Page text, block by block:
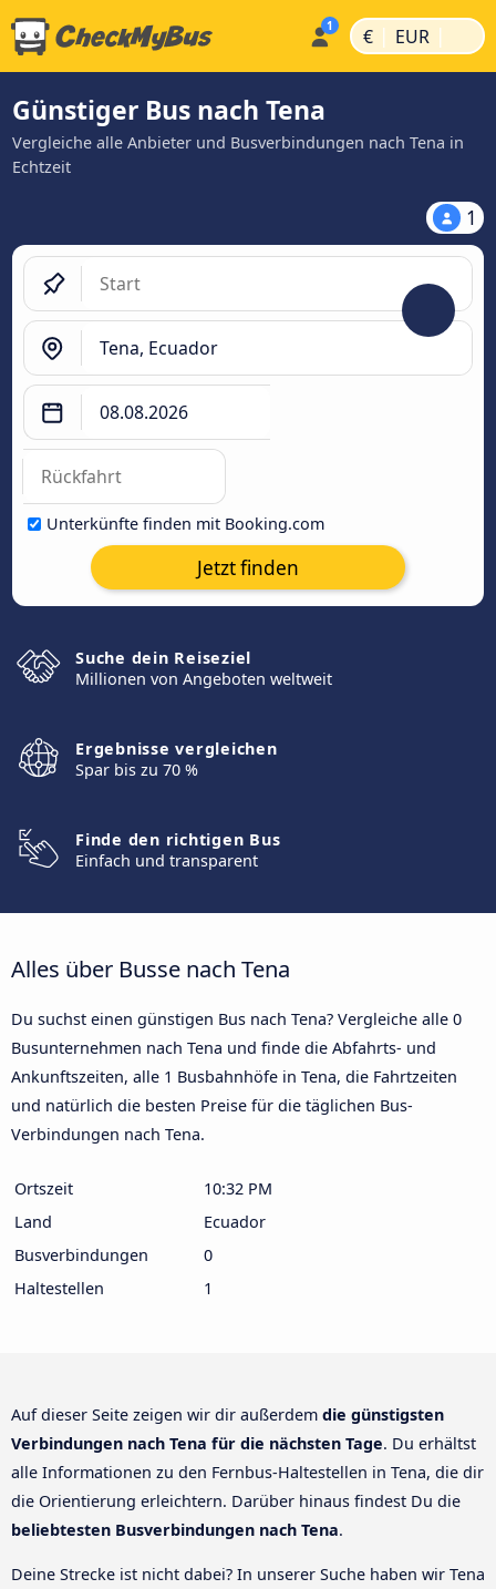
€ | EUR |
Günstiger Bus nach Tena
Vergleiche alle Anbieter und Busverbindungen nach Tena in
Echtzeit
1
Unterkünfte finden mit Booking.com
Jetzt finden
Suche dein Reiseziel
Millionen von Angeboten weltweit
Ergebnisse vergleichen
Spar bis zu 70 %
Finde den richtigen Bus
Einfach und transparent
Alles über Busse nach Tena
Du suchst einen günstigen Bus nach Tena? Vergleiche alle 0
Busunternehmen nach Tena und finde die Abfahrts- und
Ankunftszeiten, alle 1 Busbahnhöfe in Tena, die Fahrtzeiten
und natürlich die besten Preise für die täglichen Bus-
Verbindungen nach Tena.
Ortszeit
10:32 PM
Land
Ecuador
Busverbindungen
0
Haltestellen
1
Auf dieser Seite zeigen wir dir außerdem die günstigsten
Verbindungen nach Tena für die nächsten Tage. Du erhältst
alle Informationen zu den Fernbus-Haltestellen in Tena, die dir
die Orientierung erleichtern. Darüber hinaus findest Du die
beliebtesten Busverbindungen nach Tena.
Deine Strecke ist nicht dabei? In unserer Suche haben wir Tena